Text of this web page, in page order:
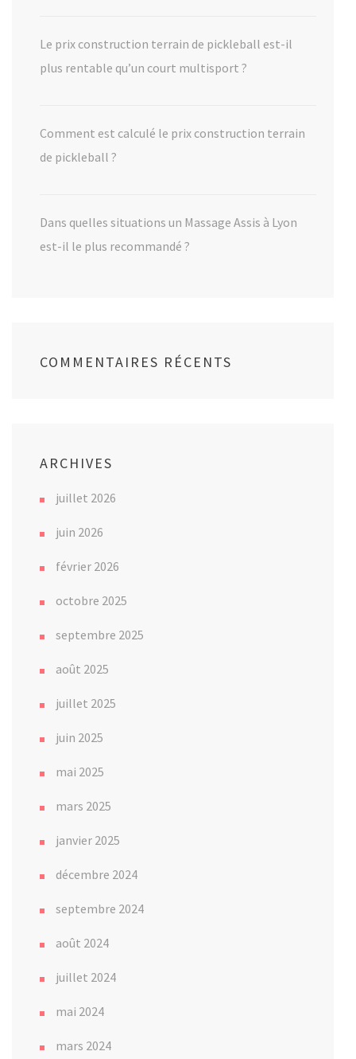
Le prix construction terrain de pickleball est-il
plus rentable qu’un court multisport ?
Comment est calculé le prix construction terrain
de pickleball ?
Dans quelles situations un Massage Assis à Lyon
est-il le plus recommandé ?
COMMENTAIRES RÉCENTS
ARCHIVES
juillet 2026
juin 2026
février 2026
octobre 2025
septembre 2025
août 2025
juillet 2025
juin 2025
mai 2025
mars 2025
janvier 2025
décembre 2024
septembre 2024
août 2024
juillet 2024
mai 2024
mars 2024